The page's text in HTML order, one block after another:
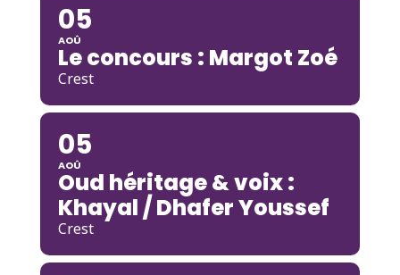
05
AOÛ
Le concours : Margot Zoé
Crest
05
AOÛ
Oud héritage & voix :
Khayal / Dhafer Youssef
Crest